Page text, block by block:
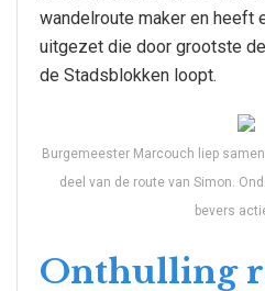
wandelroute maker en heeft
uitgezet die door grootste
de Stadsblokken loopt.
Burgemeester Marcouch liep
deel van de route van Simon.
bevers
Onthulling